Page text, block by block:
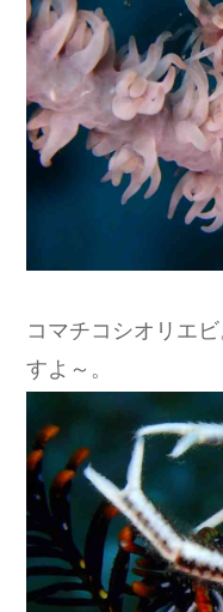
コマチコシオリエ
すよ～。